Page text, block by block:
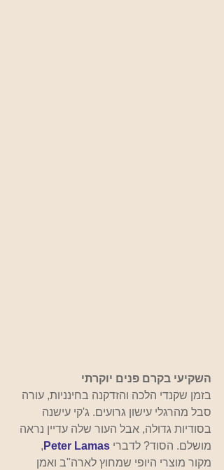
השקיעי בקרם פנים יוקרתי
בזמן שקנדי הלכה והזדקנה בחינניות, עורה
סבל מהרגלי עישון גרועים. ג'קי עישנה
בסודיות גדולה, אבל העור שלה עדיין נראה
מושלם. הסוד? לדברי Peter Lamas
,
מקור מוצרי היופי שמחוץ לארה"ב ואמן